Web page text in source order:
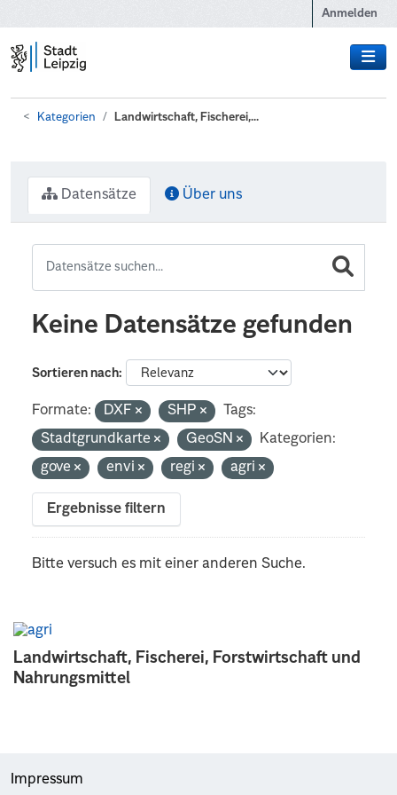
Anmelden
Kategorien Landwirtschaft, Fischerei,...
Landwirtschaft, Fischerei, Forstwirtschaft und
Nahrungsmittel
Datensätze Über uns
Keine Datensätze gefunden
Sortieren nach
Formate: DXF SHP
Tags:
Stadtgrundkarte
GeoSN
Kategorien:
gove
envi regi agri
Ergebnisse filtern
Bitte versuch es mit einer anderen Suche.
Impressum